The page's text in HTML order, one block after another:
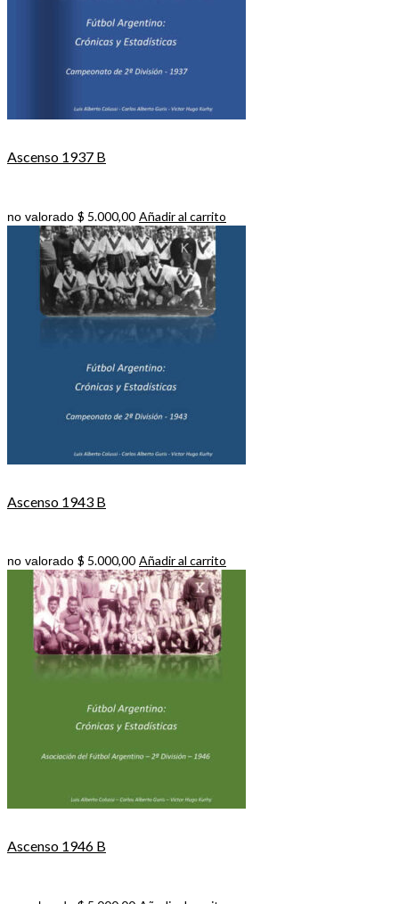
Ascenso 1937 B
no valorado $ 5.000,00 Añadir al carrito
Ascenso 1943 B
no valorado $ 5.000,00 Añadir al carrito
Ascenso 1946 B